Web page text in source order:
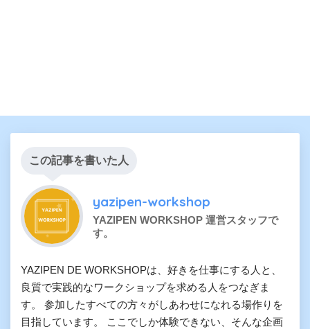
この記事を書いた人
yazipen-workshop
YAZIPEN WORKSHOP 運営スタッフで
す。
YAZIPEN DE WORKSHOPは、好きを仕事にする人と、
良質で実践的なワークショップを求める人をつなぎま
す。 参加したすべての方々がしあわせになれる場作りを
目指しています。 ここでしか体験できない、そんな企画